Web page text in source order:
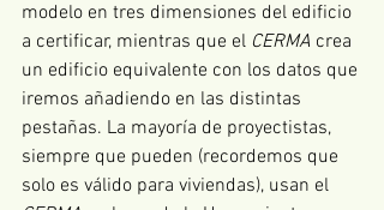
modelo en tres dimensiones del edificio
a certificar, mientras que el CERMA crea
un edificio equivalente con los datos que
iremos añadiendo en las distintas
pestañas. La mayoría de proyectistas,
siempre que pueden (recordemos que
solo es válido para viviendas), usan el